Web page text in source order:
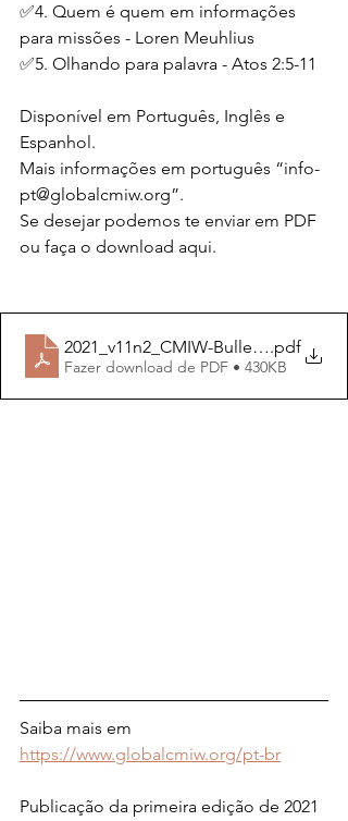
✅4. Quem é quem em informações
para missões - Loren Meuhlius
✅5. Olhando para palavra - Atos 2:5-11
Disponível em Português, Inglês e
Espanhol.
Mais informações em português “info-
pt@globalcmiw.org”.
Se desejar podemos te enviar em PDF
ou faça o download aqui.
2021_v11n2_CMIW-Bulletin_Pt-Br
.pdf
Fazer download de PDF • 430KB
Saiba mais em
https://www.globalcmiw.org/pt-br
Publicação da primeira edição de 2021